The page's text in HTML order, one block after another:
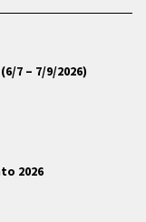
7 – 7/9/2026)
2026